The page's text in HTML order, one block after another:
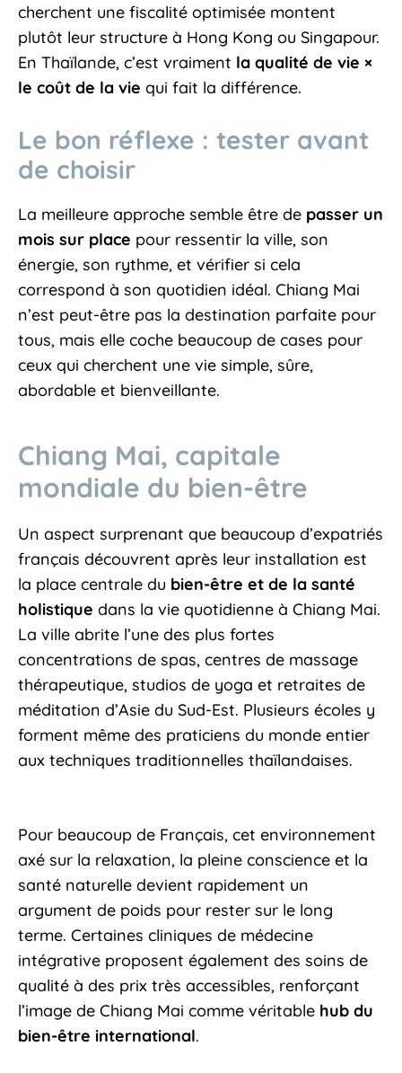
cherchent une fiscalité optimisée montent
plutôt leur structure à Hong Kong ou Singapour.
En Thaïlande, c’est vraiment la qualité de vie ×
le coût de la vie qui fait la différence.
Le bon réflexe : tester avant
de choisir
La meilleure approche semble être de passer un
mois sur place pour ressentir la ville, son
énergie, son rythme, et vérifier si cela
correspond à son quotidien idéal. Chiang Mai
n’est peut-être pas la destination parfaite pour
tous, mais elle coche beaucoup de cases pour
ceux qui cherchent une vie simple, sûre,
abordable et bienveillante.
Chiang Mai, capitale
mondiale du bien-être
Un aspect surprenant que beaucoup d’expatriés
français découvrent après leur installation est
la place centrale du bien-être et de la santé
holistique dans la vie quotidienne à Chiang Mai.
La ville abrite l’une des plus fortes
concentrations de spas, centres de massage
thérapeutique, studios de yoga et retraites de
méditation d’Asie du Sud-Est. Plusieurs écoles y
forment même des praticiens du monde entier
aux techniques traditionnelles thaïlandaises.
Pour beaucoup de Français, cet environnement
axé sur la relaxation, la pleine conscience et la
santé naturelle devient rapidement un
argument de poids pour rester sur le long
terme. Certaines cliniques de médecine
intégrative proposent également des soins de
qualité à des prix très accessibles, renforçant
l’image de Chiang Mai comme véritable hub du
bien-être international.